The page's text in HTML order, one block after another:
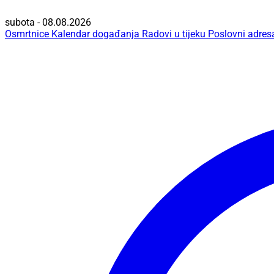
subota - 08.08.2026
Osmrtnice Kalendar događanja Radovi u tijeku Poslovni